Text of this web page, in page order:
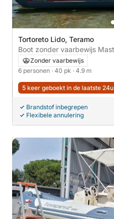
Tortoreto Lido, Teramo
Zonder vaarbewijs
6 personen · 40 pk · 4.9 m
5 keer geboekt in de laatste 24u
Brandstof inbegrepen
Flexibele annulering